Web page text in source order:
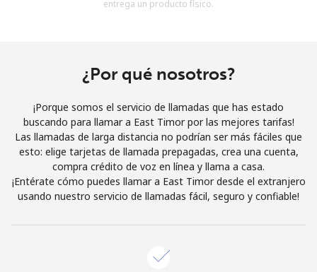
Al abrir una cuenta en este sitio web, estoy de acuerdo con
Únete
¡Hola!
Inicia sesión oREGÍSTRATE →
entrega un producto físico.
¿Por qué nosotros?
¡Porque somos el servicio de llamadas que has estado
buscando para llamar a East Timor por las mejores tarifas!
Las llamadas de larga distancia no podrían ser más fáciles que
esto: elige tarjetas de llamada prepagadas, crea una cuenta,
compra crédito de voz en línea y llama a casa.
¡Entérate cómo puedes llamar a East Timor desde el extranjero
usando nuestro servicio de llamadas fácil, seguro y confiable!